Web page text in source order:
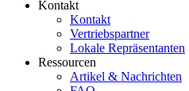
Kontakt
Kontakt
Vertriebspartner
Lokale Repräsentanten
Ressourcen
Artikel & Nachrichten